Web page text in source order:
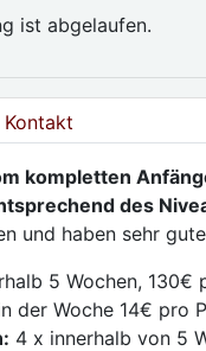
ist abgelaufen.
Kontakt
kompletten
des
und haben sehr
5 Wochen,
der Woche 14€ pro
4 x innerhalb von 5